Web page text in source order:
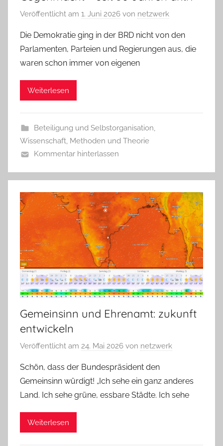
Veröffentlicht am 1. Juni 2026 von netzwerk
Die Demokratie ging in der BRD nicht von den
Parlamenten, Parteien und Regierungen aus, die
waren schon immer von eigenen
Weiterlesen
Beteiligung und Selbstorganisation,
Wissenschaft, Methoden und Theorie
Kommentar hinterlassen
Gemeinsinn und Ehrenamt: zukunft
entwickeln
Veröffentlicht am 24. Mai 2026 von netzwerk
Schön, dass der Bundespräsident den
Gemeinsinn würdigt! „Ich sehe ein ganz anderes
Land. Ich sehe grüne, essbare Städte. Ich sehe
Weiterlesen